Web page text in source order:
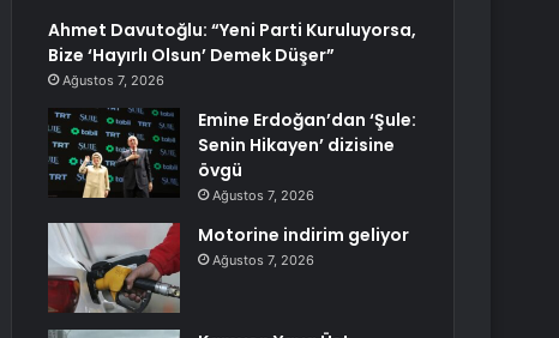
Ahmet Davutoğlu: “Yeni Parti Kuruluyorsa,
Bize ‘Hayırlı Olsun’ Demek Düşer”
Ağustos 7, 2026
Emine Erdoğan’dan ‘Şule:
Senin Hikayen’ dizisine
övgü
Ağustos 7, 2026
Motorine indirim geliyor
Ağustos 7, 2026